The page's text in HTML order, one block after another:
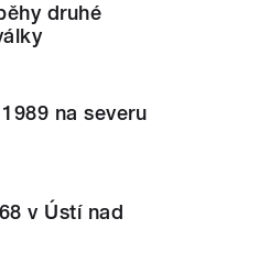
druhé
na severu
v Ústí nad